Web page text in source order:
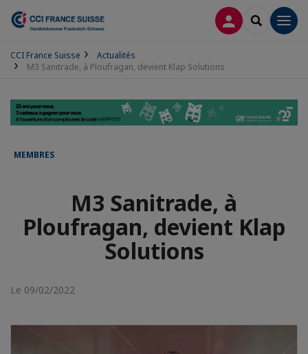
CONNEXION
CCI France Suisse
Actualités
M3 Sanitrade, à Ploufragan, devient Klap Solutions
MEMBRES
M3 Sanitrade, à
Ploufragan, devient Klap
Solutions
Le 09/02/2022